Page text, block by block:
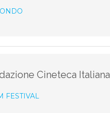
Cineteca Italiana
FESTIVAL